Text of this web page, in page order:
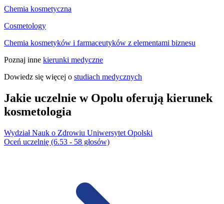
Chemia kosmetyczna
Cosmetology
Chemia kosmetyków i farmaceutyków z elementami biznesu
Poznaj inne kierunki medyczne
Dowiedz się więcej o studiach medycznych
Jakie uczelnie w Opolu oferują kierunek
kosmetologia
Wydział Nauk o Zdrowiu Uniwersytet Opolski
Oceń uczelnię (6.53 - 58 głosów)